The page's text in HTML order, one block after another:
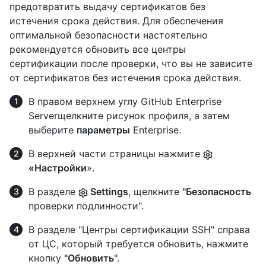
предотвратить выдачу сертификатов без
истечения срока действия. Для обеспечения
оптимальной безопасности настоятельно
рекомендуется обновить все центры
сертификации после проверки, что вы не зависите
от сертификатов без истечения срока действия.
В правом верхнем углу GitHub Enterprise
Serverщелкните рисунок профиля, а затем
выберите параметры Enterprise.
В верхней части страницы нажмите
«Настройки».
В разделе
Settings, щелкните "Безопасность
проверки подлинности".
В разделе "Центры сертификации SSH" справа
от ЦС, который требуется обновить, нажмите
кнопку "Обновить".